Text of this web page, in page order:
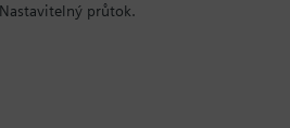
průtok.